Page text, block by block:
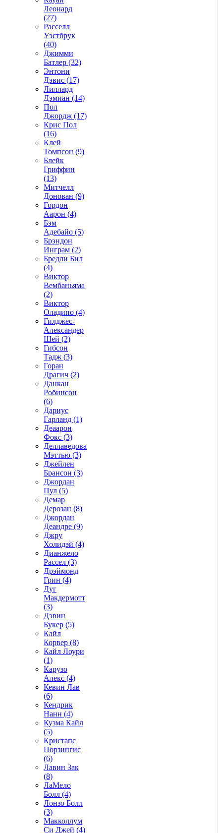
Леонард
(27)
Расселл
Уэстбрук
(40)
Джимми
Батлер (32)
Энтони
Дэвис (17)
Лиллард
Дэмиан (14)
Пол
Джордж (17)
Крис Пол
(16)
Клей
Томпсон (9)
Блейк
Гриффин
(13)
Митчелл
Донован (9)
Гордон
Аарон (4)
Бэм
Адебайо (5)
Брэндон
Инграм (2)
Бредли Бил
(4)
Виктор
Вембаньяма
(2)
Виктор
Оладипо (4)
Гилджес-
Александер
Шей (2)
Гибсон
Тадж (3)
Горан
Драгич (2)
Данкан
Робинсон
(6)
Дариус
Гарланд (1)
Деаарон
Фокс (3)
Деллаведова
Мэттью (3)
Джейлен
Брансон (3)
Джордан
Пул (5)
Демар
Дерозан (8)
Джордан
Деандре (9)
Джру
Холидэй (4)
Дианжело
Рассел (3)
Дрэймонд
Грин (4)
Дуг
Макдермотт
(3)
Дэвин
Букер (5)
Кайл
Корвер (8)
Кайл Лоури
(1)
Карузо
Алекс (4)
Кевин Лав
(6)
Кендрик
Нанн (4)
Кузма Кайл
(5)
Кристапс
Порзингис
(6)
Лавин Зак
(8)
ЛаМело
Болл (4)
Лонзо Болл
(3)
Макколлум
Си Джей (4)